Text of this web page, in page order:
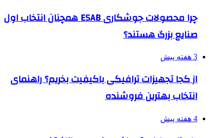
چرا محصولات جوشکاری ESAB همچنان انتخاب اول
صنایع بزرگ هستند؟
3 هفته پیش
از کجا تجهیزات ترافیکی باکیفیت بخریم؟ راهنمای
انتخاب بهترین فروشنده
4 هفته پیش